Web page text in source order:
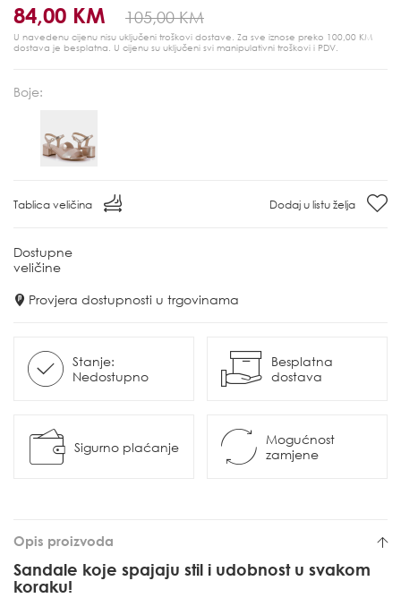
84,00 KM 105,00 KM
U navedenu cijenu nisu uključeni troškovi dostave. Za sve iznose preko 100,00 KM
dostava je besplatna. U cijenu su uključeni svi manipulativni troškovi i PDV.
Boje:
Tablica veličina Dodaj u listu želja
Dostupne
veličine
Provjera dostupnosti u trgovinama
Stanje:
Nedostupno
Besplatna
dostava
Sigurno plaćanje
Mogućnost
zamjene
Opis proizvoda
Sandale koje spajaju stil i udobnost u svakom
koraku!